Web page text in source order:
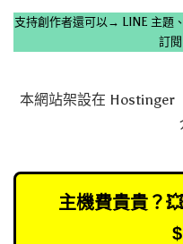
支持創作者還可以→ LINE 主題
訂閱
本網站架設在 Hostinger
主機費貴貴？